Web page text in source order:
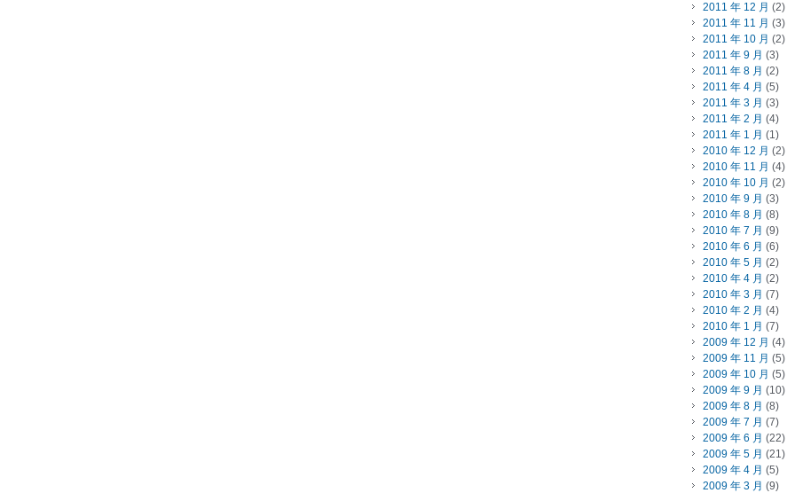
2011 年 12 月 (2)
2011 年 11 月 (3)
2011 年 10 月 (2)
2011 年 9 月 (3)
2011 年 8 月 (2)
2011 年 4 月 (5)
2011 年 3 月 (3)
2011 年 2 月 (4)
2011 年 1 月 (1)
2010 年 12 月 (2)
2010 年 11 月 (4)
2010 年 10 月 (2)
2010 年 9 月 (3)
2010 年 8 月 (8)
2010 年 7 月 (9)
2010 年 6 月 (6)
2010 年 5 月 (2)
2010 年 4 月 (2)
2010 年 3 月 (7)
2010 年 2 月 (4)
2010 年 1 月 (7)
2009 年 12 月 (4)
2009 年 11 月 (5)
2009 年 10 月 (5)
2009 年 9 月 (10)
2009 年 8 月 (8)
2009 年 7 月 (7)
2009 年 6 月 (22)
2009 年 5 月 (21)
2009 年 4 月 (5)
2009 年 3 月 (9)